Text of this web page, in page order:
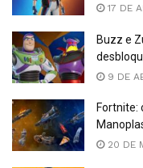
17 DE
Buzz e
9 DE
Fortnite:
20 DE